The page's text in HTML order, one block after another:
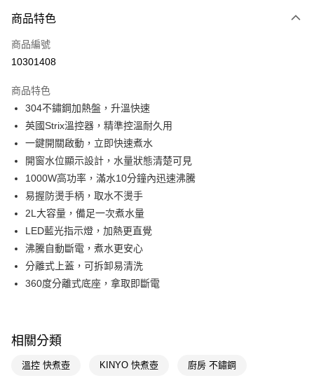
POYA支付
信用卡一次付款
Apple Pay
街口支付
悠遊付
Google Pay
AFTEE先享後付
相關說明
【關於「AFTEE先享後付」】
AFTEE先享後付是「在收到商品之後才付款」的支付方式。 讓您購物簡單
便利好安心！
１．簡單：不需註冊會員、不需綁卡、不需儲值。
１．於結帳方式選擇「AFTEE先享後付」後，將跳轉至「AFTEE先享後付」
２．訂單成立數日內，您將收到繳費通知簡訊。
運送方式
宅配(廠商直送🚚)
每筆NT$300
商品特色
商品編號
10301408
商品特色
304不鏽鋼加熱盤，升溫快速
英國Strix溫控器，精準控溫耐久用
一鍵開關啟動，立即快速煮水
開窗水位顯示設計，水量狀態清楚可見
1000W高功率，滿水10分鐘內迅速沸騰
易握防燙手柄，取水不燙手
2L大容量，備足一次煮水量
LED藍光指示燈，加熱更直覺
沸騰自動斷電，煮水更安心
分離式上蓋，可拆卸易清洗
360度分離式底座，拿取即斷電
相關分類
溫控 快煮壺 KINYO 快煮壺 廚房 不鏽鋼